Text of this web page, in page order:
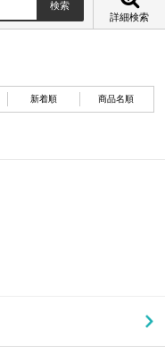
詳細検索
新着順 商品名順